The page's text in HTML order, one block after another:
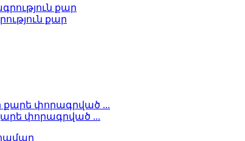
քար
փորագրված ...